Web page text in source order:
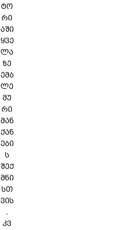
ტო
რი
აში
ყვე
ლა
ზე
ემბ
ლე
მუ
რი
მან
ქან
ები
ს
შექ
მნი
სთ
ვის
.
კვ